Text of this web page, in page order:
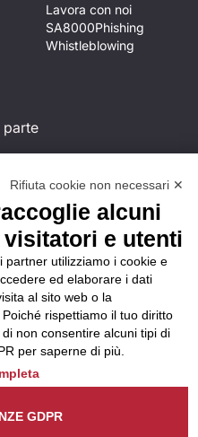
parte
è
un
.
Lavora con noi
SA8000Phishing
Whistleblowing
Rifiuta cookie non necessari ✕
alcuni
e utenti
partner utilizziamo i cookie e
ed elaborare i dati
al sito web o la
rispettiamo il tuo diritto
non consentire alcuni tipi di
per saperne di più.
GDPR